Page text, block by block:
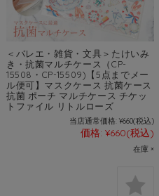
＜バレエ・雑貨・文具＞たけいみ
き・抗菌マルチケース（CP-
15508・CP-15509)【5点までメー
ル便可】マスクケース 抗菌ケース
抗菌 ポーチ マルチケース チケッ
トファイル リトルローズ
当店通常価格: ¥660(税込)
価格: ¥660(税込)
在庫 ×